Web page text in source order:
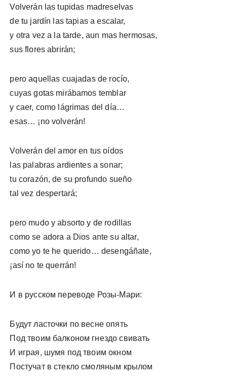
Volverán las tupidas madreselvas
de tu jardín las tapias a escalar,
y otra vez a la tarde, aun mas hermosas,
sus flores abrirán;
pero aquellas cuajadas de rocío,
cuyas gotas mirábamos temblar
y caer, como lágrimas del día…
esas… ¡no volverán!
Volverán del amor en tus oídos
las palabras ardientes a sonar;
tu corazón, de su profundo sueño
tal vez despertará;
pero mudo y absorto y de rodillas
como se adora a Dios ante su altar,
como yo te he querido… desengáñate,
¡así no te querrán!
И в русском переводе Розы-Мари:
Будут ласточки по весне опять
Под твоим балконом гнездо свивать
И играя, шумя под твоим окном
Постучат в стекло смоляным крылом